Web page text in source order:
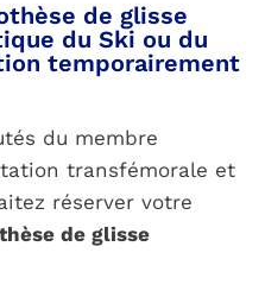
de glisse
du Ski ou du
temporairement
du membre
transfémorale et
réserver votre
de glisse